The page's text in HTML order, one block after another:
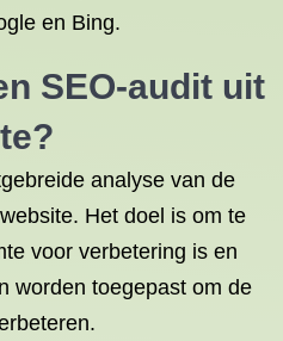
en Bing.
SEO-audit uit
analyse van de
Het doel is om te
voor verbetering is en
worden toegepast om de